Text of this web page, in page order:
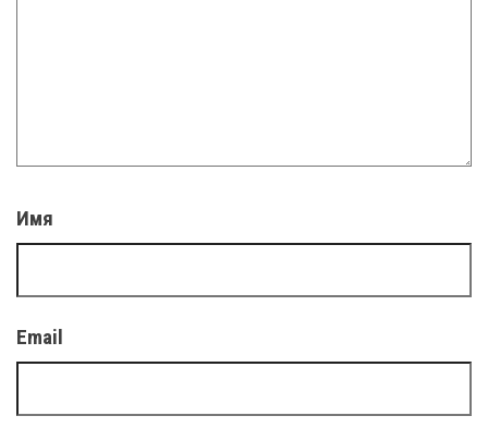
Имя
Email